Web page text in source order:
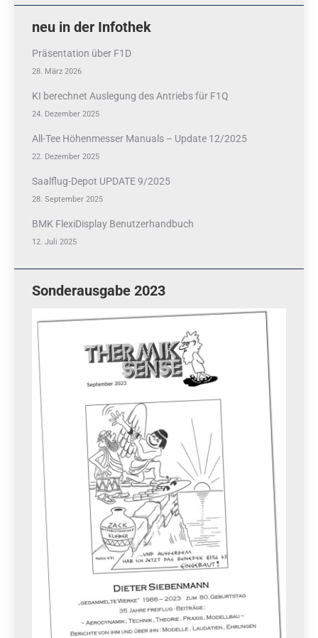
neu in der Infothek
Präsentation über F1D
28. März 2026
KI berechnet Auslegung des Antriebs für F1Q
24. Dezember 2025
All-Tee Höhenmesser Manuals – Update 12/2025
22. Dezember 2025
Saalflug-Depot UPDATE 9/2025
28. September 2025
BMK FlexiDisplay Benutzerhandbuch
12. Juli 2025
Sonderausgabe 2023